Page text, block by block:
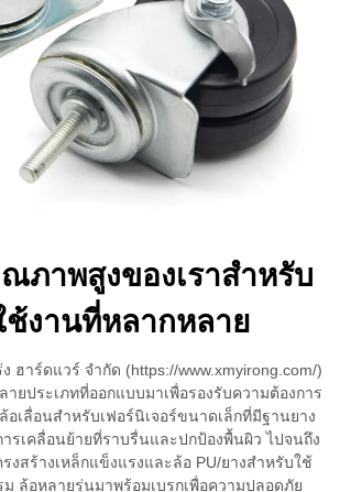
ภาพสูงของเราสำหรับ
ช้งานที่หลากหลาย
ฮาร์ดแวร์ จำกัด (https://www.xmyirong.com/)
ายประเภทที่ออกแบบมาเพื่อรองรับความต้องการ
เลื่อนสำหรับเฟอร์นิเจอร์ขนาดเล็กที่มีฐานยาง
รเคลื่อนย้ายที่ราบรื่นและปกป้องพื้นผิว ไปจนถึง
สร้างเหล็กแข็งแรงและล้อ PU/ยางสำหรับใช้
ล้อหลายรุ่นมาพร้อมเบรกเพื่อความปลอดภัย